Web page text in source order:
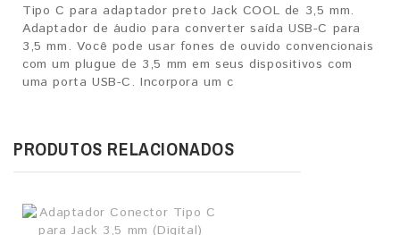
Tipo C para adaptador preto Jack COOL de 3,5 mm.
Adaptador de áudio para converter saída USB-C para
3,5 mm. Você pode usar fones de ouvido convencionais
com um plugue de 3,5 mm em seus dispositivos com
uma porta USB-C. Incorpora um c
PRODUTOS RELACIONADOS